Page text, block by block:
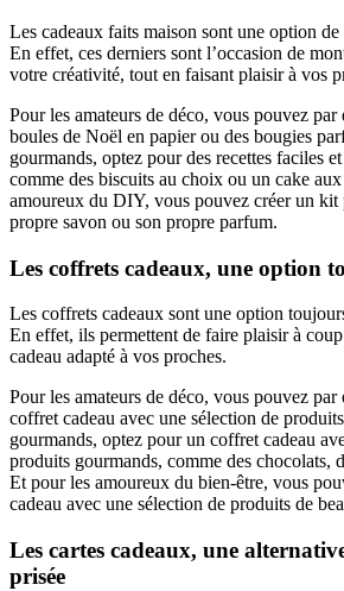
Les cadeaux faits maison sont une option
En effet, ces derniers sont l’occasion de
votre créativité, tout en faisant plaisir à vos
Pour les amateurs de déco, vous pouvez
boules de Noël en papier ou des bougies
gourmands, optez pour des recettes faciles
comme des biscuits au choix ou un cake
amoureux du DIY, vous pouvez créer un kit
propre savon ou son propre parfum.
Les coffrets cadeaux, une option
Les coffrets cadeaux sont une option
En effet, ils permettent de faire plaisir à
cadeau adapté à vos proches.
Pour les amateurs de déco, vous pouvez
coffret cadeau avec une sélection de
gourmands, optez pour un coffret cadeau
produits gourmands, comme des chocolats,
Et pour les amoureux du bien-être, vous
cadeau avec une sélection de produits de
Les cartes cadeaux, une
prisée